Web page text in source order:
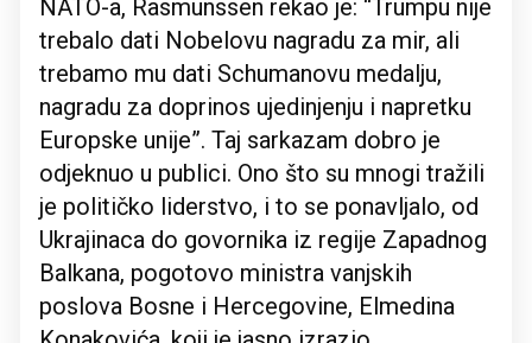
NATO-a, Rasmunssen rekao je: “Trumpu nije
trebalo dati Nobelovu nagradu za mir, ali
trebamo mu dati Schumanovu medalju,
nagradu za doprinos ujedinjenju i napretku
Europske unije”. Taj sarkazam dobro je
odjeknuo u publici. Ono što su mnogi tražili
je političko liderstvo, i to se ponavljalo, od
Ukrajinaca do govornika iz regije Zapadnog
Balkana, pogotovo ministra vanjskih
poslova Bosne i Hercegovine, Elmedina